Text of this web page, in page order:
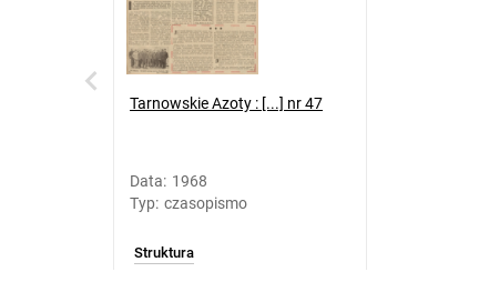
Tarnowskie Azoty : [...] nr 47
Data: 1968
Typ: czasopismo
Struktura